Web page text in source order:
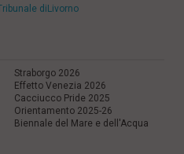
diLivorno
Straborgo 2026
Effetto Venezia 2026
Cacciucco Pride 2025
Orientamento 2025-26
Biennale del Mare e dell'Acqua